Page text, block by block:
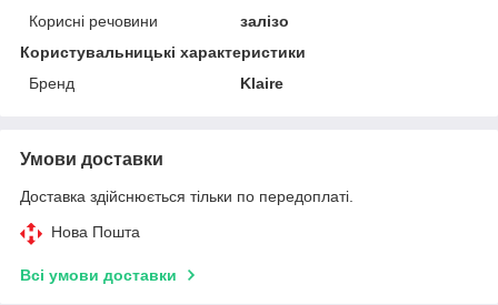
Корисні речовини
залізо
Користувальницькі характеристики
Бренд
Klaire
Умови доставки
Доставка здійснюється тільки по передоплаті.
Нова Пошта
Всі умови доставки